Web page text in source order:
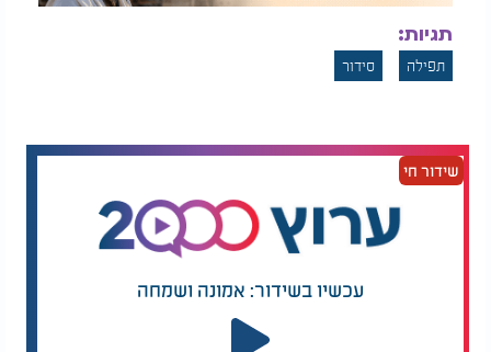
תגיות:
תפילה סידור
שידור חי
עכשיו בשידור: אמונה ושמחה